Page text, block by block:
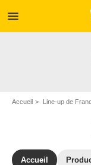
menu
Accueil Line-up de
Accueil